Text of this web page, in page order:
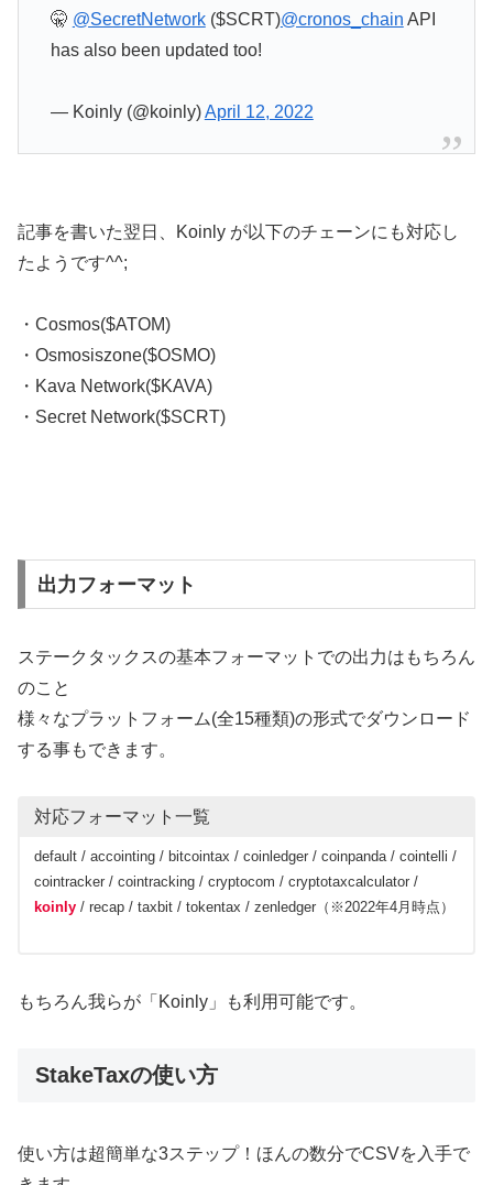
🤫 @SecretNetwork($SCRT)@cronos_chain API
has also been updated too!
— Koinly (@koinly)April 12, 2022
記事を書いた翌日、Koinly が以下のチェーンにも対応し
たようです^^;
・Cosmos($ATOM)
・Osmosiszone($OSMO)
・Kava Network($KAVA)
・Secret Network($SCRT)
出力フォーマット
ステークタックスの基本フォーマットでの出力はもちろん
のこと
様々なプラットフォーム(全15種類)の形式でダウンロード
する事もできます。
対応フォーマット一覧
default / accointing / bitcointax / coinledger / coinpanda / cointelli /
cointracker / cointracking / cryptocom / cryptotaxcalculator /
koinly/ recap / taxbit / tokentax / zenledger（※2022年4月時点）
もちろん我らが「Koinly」も利用可能です。
StakeTaxの使い方
使い方は超簡単な3ステップ！ほんの数分でCSVを入手で